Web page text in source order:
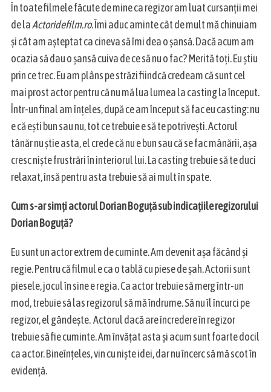
În toate filmele făcute de mine ca regizor am luat cursanții mei
de laActoridefilm.ro. Îmi aduc aminte cât de mult mă chinuiam
și cât am așteptat ca cineva să îmi dea o șansă. Dacă acum am
ocazia să dau o șansă cuiva de ce să nu o fac? Merită toți. Eu știu
prin ce trec. Eu am plâns pe străzi fiindcă credeam că sunt cel
mai prost actor pentru că nu mă lua lumea la casting la început.
Într-un final am înțeles, după ce am început să fac eu casting: nu
e că ești bun sau nu, tot ce trebuie e să te potrivești. Actorul
tânăr nu știe asta, el crede că nu e bun sau că se fac mânării, așa
cresc niște frustrări în interiorul lui. La casting trebuie să te duci
relaxat, însă pentru asta trebuie să ai mult în spate.
Cum s-ar simți actorul Dorian Boguță sub indicațiile regizorului
Dorian Boguță?
Eu sunt un actor extrem de cuminte. Am devenit așa făcând și
regie. Pentru că filmul e ca o tablă cu piese de șah. Actorii sunt
piesele, jocul în sine e regia. Ca actor trebuie să merg într-un
mod, trebuie să las regizorul să mă îndrume. Să nu îl încurci pe
regizor, el gândește. Actorul dacă are încredere în regizor
trebuie să fie cuminte. Am învățat asta și acum sunt foarte docil
ca actor. Bineînțeles, vin cu niște idei, dar nu încerc să mă scot în
evidență.
h
f
o